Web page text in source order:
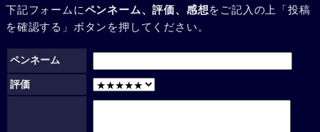
下記フォームにペンネーム、評価、感想をご記入の上「投稿
を確認する」ボタンを押してください。
ペンネーム
評価